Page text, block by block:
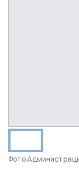
Фото